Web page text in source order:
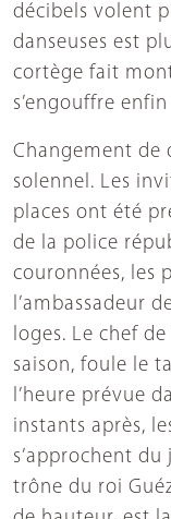
décibels volent
danseuses est
cortège fait
s’engouffre
Changement de
solennel. Les
places ont été
de la police
couronnées, les
l’ambassadeur
loges. Le chef
saison, foule le
l’heure prévue
instants après,
s’approchent
trône du roi